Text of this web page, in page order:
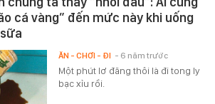
cá vàng” đến mức này khi uống
Một phút lơ đãng thôi là đi tong ly
bạc xỉu rồi.
ĂN - CHƠI - ĐI - 6 năm trước